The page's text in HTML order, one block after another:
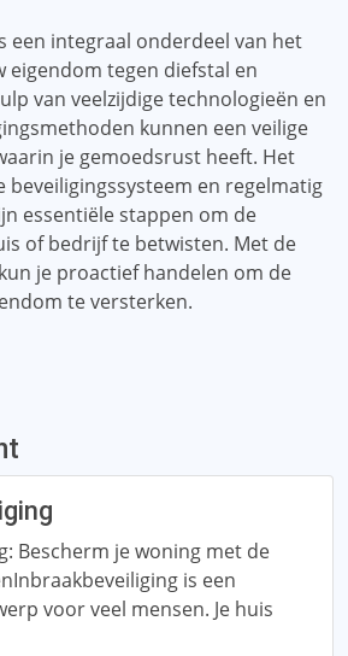
een integraal onderdeel van het
eigendom tegen diefstal en
van veelzijdige technologieën en
kunnen een veilige
je gemoedsrust heeft. Het
beveiligingssysteem en regelmatig
essentiële stappen om de
of bedrijf te betwisten. Met de
je proactief handelen om de
te versterken.
Bescherm je woning met de
is een
voor veel mensen. Je huis